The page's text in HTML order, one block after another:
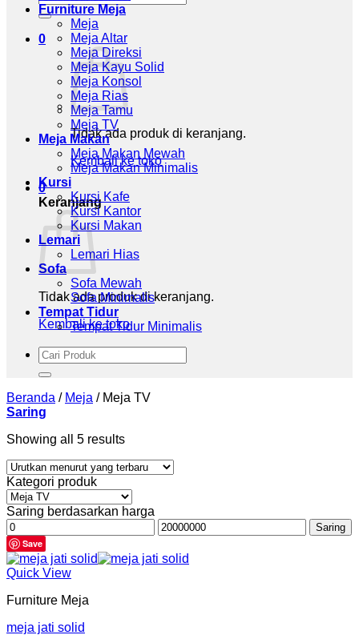
untuk:
0
Tidak ada produk di keranjang.
Kembali ke toko
0
Keranjang
Tidak ada produk di keranjang.
Kembali ke toko
Furniture Meja
Meja
Meja Altar
Meja Direksi
Meja Kayu Solid
Meja Konsol
Meja Rias
Meja Tamu
Meja TV
Meja Makan
Meja Makan Mewah
Meja Makan Minimalis
Kursi
Kursi Kafe
Kursi Kantor
Kursi Makan
Lemari
Lemari Hias
Sofa
Sofa Mewah
Sofa Minimalis
Tempat Tidur
Tempat Tidur Minimalis
Pencarian
untuk:
Beranda / Meja /Meja TV
Saring
Showing all 5 results
Kategori produk
Saring berdasarkan harga
Harga
terendah
Harga
tertinggi
Saring
Save
Quick View
Furniture Meja
meja jati solid